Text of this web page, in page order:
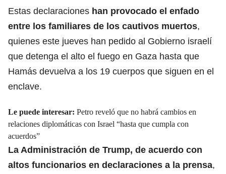
Estas declaraciones han provocado el enfado
entre los familiares de los cautivos muertos,
quienes este jueves han pedido al Gobierno israelí
que detenga el alto el fuego en Gaza hasta que
Hamás devuelva a los 19 cuerpos que siguen en el
enclave.
Le puede interesar: Petro reveló que no habrá cambios en
relaciones diplomáticas con Israel “hasta que cumpla con
acuerdos”
La Administración de Trump, de acuerdo con
altos funcionarios en declaraciones a la prensa,